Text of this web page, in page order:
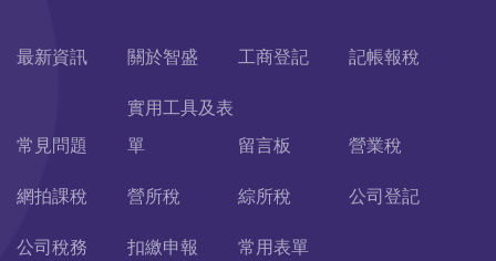
最新資訊 關於智盛 工商登記 記帳報稅
常見問題
實用工具及表
單
留言板 營業稅
網拍課稅 營所稅 綜所稅 公司登記
公司稅務 扣繳申報 常用表單